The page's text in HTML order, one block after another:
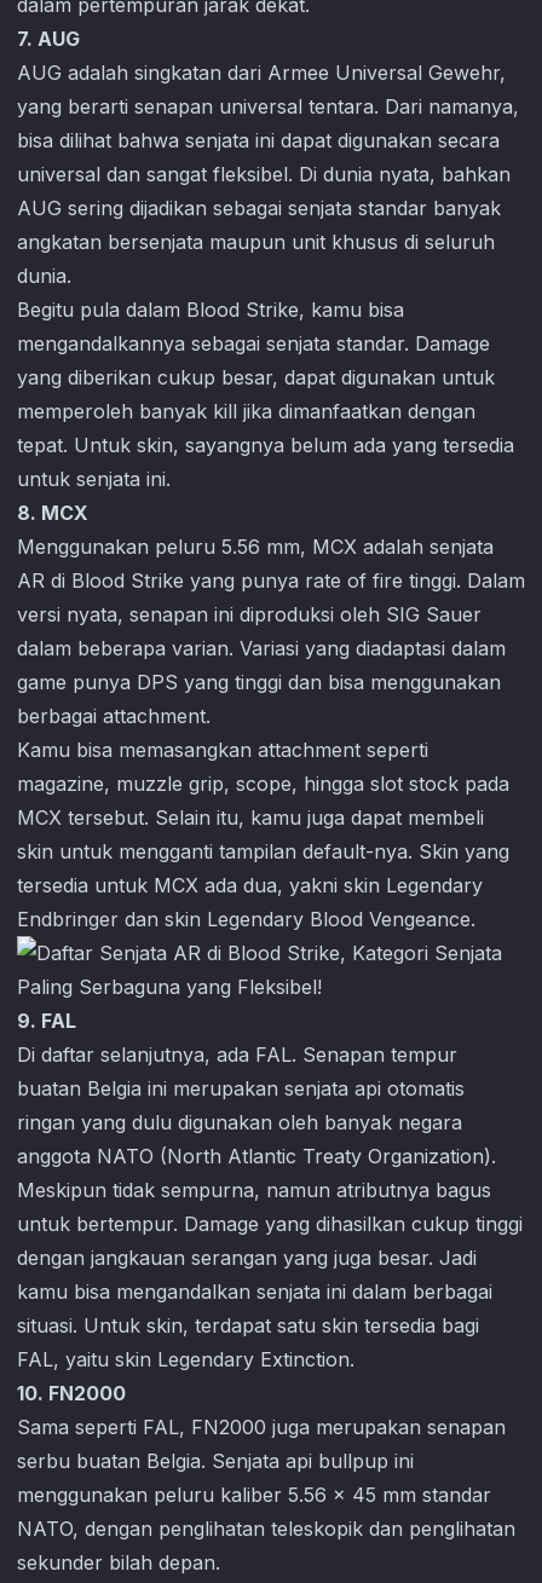
dalam pertempuran jarak dekat.
7. AUG
AUG adalah singkatan dari Armee Universal Gewehr,
yang berarti senapan universal tentara. Dari namanya,
bisa dilihat bahwa senjata ini dapat digunakan secara
universal dan sangat fleksibel. Di dunia nyata, bahkan
AUG sering dijadikan sebagai senjata standar banyak
angkatan bersenjata maupun unit khusus di seluruh
dunia.
Begitu pula dalam Blood Strike, kamu bisa
mengandalkannya sebagai senjata standar. Damage
yang diberikan cukup besar, dapat digunakan untuk
memperoleh banyak kill jika dimanfaatkan dengan
tepat. Untuk skin, sayangnya belum ada yang tersedia
untuk senjata ini.
8. MCX
Menggunakan peluru 5.56 mm, MCX adalah senjata
AR di Blood Strike yang punya rate of fire tinggi. Dalam
versi nyata, senapan ini diproduksi oleh SIG Sauer
dalam beberapa varian. Variasi yang diadaptasi dalam
game punya DPS yang tinggi dan bisa menggunakan
berbagai attachment.
Kamu bisa memasangkan attachment seperti
magazine, muzzle grip, scope, hingga slot stock pada
MCX tersebut. Selain itu, kamu juga dapat membeli
skin untuk mengganti tampilan default-nya. Skin yang
tersedia untuk MCX ada dua, yakni skin Legendary
Endbringer dan skin Legendary Blood Vengeance.
9. FAL
Di daftar selanjutnya, ada FAL. Senapan tempur
buatan Belgia ini merupakan senjata api otomatis
ringan yang dulu digunakan oleh banyak negara
anggota NATO (North Atlantic Treaty Organization).
Meskipun tidak sempurna, namun atributnya bagus
untuk bertempur. Damage yang dihasilkan cukup tinggi
dengan jangkauan serangan yang juga besar. Jadi
kamu bisa mengandalkan senjata ini dalam berbagai
situasi. Untuk skin, terdapat satu skin tersedia bagi
FAL, yaitu skin Legendary Extinction.
10. FN2000
Sama seperti FAL, FN2000 juga merupakan senapan
serbu buatan Belgia. Senjata api bullpup ini
menggunakan peluru kaliber 5.56 x 45 mm standar
NATO, dengan penglihatan teleskopik dan penglihatan
sekunder bilah depan.